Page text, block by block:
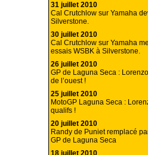
31 juillet 2010
Cal Crutchlow sur Yamaha
Silverstone.
30 juillet 2010
Cal Crutchlow sur Yamaha
essais WSBK à Silverstone.
26 juillet 2010
GP de Laguna Seca :
de l’ouest !
25 juillet 2010
MotoGP Laguna Seca :
qualifs !
20 juillet 2010
Randy de Puniet remplacé
GP de Laguna Seca
18 juillet 2010